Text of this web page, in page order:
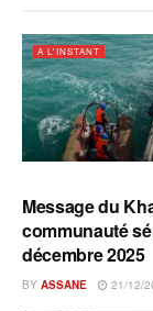
A L'INSTANT
A L'INSTANT
Message du
communauté
décembre 2025
BY ASSANE 21/12/